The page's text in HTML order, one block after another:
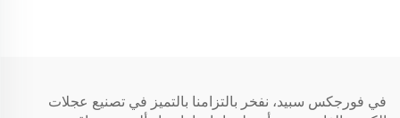
في فورجكس سبيد، نفخر بالتزامنا بالتميز في تصنيع عجلات